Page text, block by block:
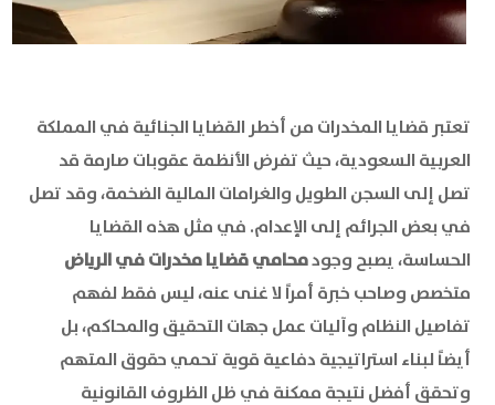
تعتبر قضايا المخدرات من أخطر القضايا الجنائية في المملكة
العربية السعودية، حيث تفرض الأنظمة عقوبات صارمة قد
تصل إلى السجن الطويل والغرامات المالية الضخمة، وقد تصل
في بعض الجرائم إلى الإعدام. في مثل هذه القضايا
الحساسة، يصبح وجودمحامي قضايا مخدرات في الرياض
متخصص وصاحب خبرة أمراً لا غنى عنه، ليس فقط لفهم
تفاصيل النظام وآليات عمل جهات التحقيق والمحاكم، بل
أيضاً لبناء استراتيجية دفاعية قوية تحمي حقوق المتهم
وتحقق أفضل نتيجة ممكنة في ظل الظروف القانونية